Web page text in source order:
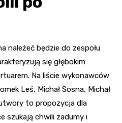
należeć będzie do zespołu
się głębokim
Na liście wykonawców
Leś, Michał Sosna, Michał
utwory to propozycja dla
szukają chwili zadumy i